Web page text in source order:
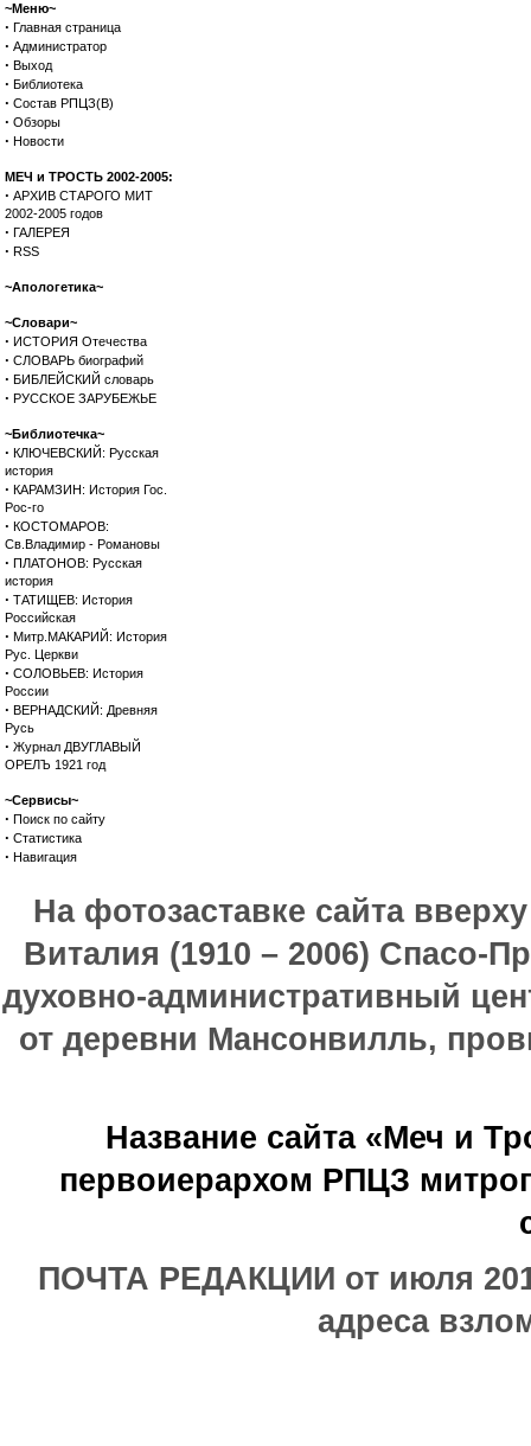
~Меню~
· Главная страница
· Администратор
· Выход
· Библиотека
· Состав РПЦЗ(В)
· Обзоры
· Новости
МЕЧ и ТРОСТЬ 2002-2005:
· АРХИВ СТАРОГО МИТ
2002-2005 годов
· ГАЛЕРЕЯ
· RSS
~Апологетика~
~Словари~
· ИСТОРИЯ Отечества
· СЛОВАРЬ биографий
· БИБЛЕЙСКИЙ словарь
· РУССКОЕ ЗАРУБЕЖЬЕ
~Библиотечка~
· КЛЮЧЕВСКИЙ: Русская
история
· КАРАМЗИН: История Гос.
Рос-го
· КОСТОМАРОВ:
Св.Владимир - Романовы
· ПЛАТОНОВ: Русская
история
· ТАТИЩЕВ: История
Российская
· Митр.МАКАРИЙ: История
Рус. Церкви
· СОЛОВЬЕВ: История
России
· ВЕРНАДСКИЙ: Древняя
Русь
· Журнал ДВУГЛАВЫЙ
ОРЕЛЪ 1921 год
~Сервисы~
· Поиск по сайту
· Статистика
· Навигация
На фотозаставке сайта
Виталия (1910 – 2006) Спасо-
духовно-административный
от деревни Мансонвилль,
Название сайта «Меч и
первоиерархом РПЦЗ
ПОЧТА РЕДАКЦИИ от июля
адреса